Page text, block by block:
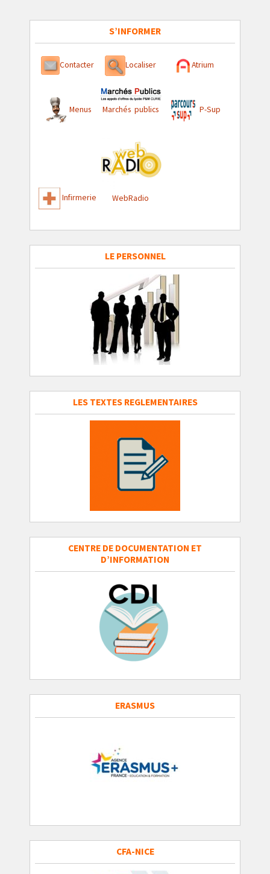
S’INFORMER
Contacter Localiser Atrium
Menus Marchés publics P-Sup
Infirmerie WebRadio
LE PERSONNEL
LES TEXTES REGLEMENTAIRES
CENTRE DE DOCUMENTATION ET
D’INFORMATION
ERASMUS
CFA-NICE